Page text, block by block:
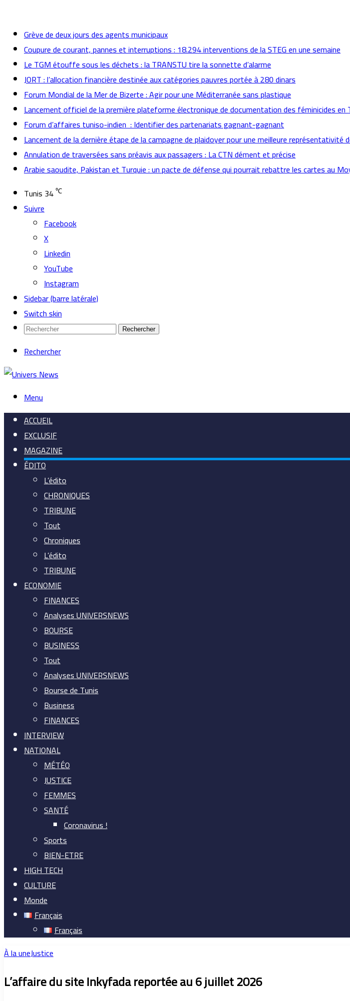
Grève de deux jours des agents municipaux
Coupure de courant, pannes et interruptions : 18.294 interventions de la STEG en une semaine
Le TGM étouffe sous les déchets : la TRANSTU tire la sonnette d’alarme
JORT : l’allocation financière destinée aux catégories pauvres portée à 280 dinars
Forum Mondial de la Mer de Bizerte : Agir pour une Méditerranée sans plastique
Lancement officiel de la première plateforme électronique de documentation des féminicides en
Forum d’affaires tuniso-indien : Identifier des partenariats gagnant-gagnant
Lancement de la dernière étape de la campagne de plaidoyer pour une meilleure
Annulation de traversées sans préavis aux passagers : La CTN dément et précise
Arabie saoudite, Pakistan et Turquie : un pacte de défense qui pourrait rebattre les cartes au
Tunis 34℃
Suivre
Facebook
X
Linkedin
YouTube
Instagram
Sidebar (barre latérale)
Switch skin
Rechercher
Rechercher
Menu
ACCUEIL
EXCLUSIF
MAGAZINE
ÉDITO
L’édito
CHRONIQUES
TRIBUNE
Tout
Chroniques
L’édito
TRIBUNE
ECONOMIE
FINANCES
Analyses UNIVERSNEWS
BOURSE
BUSINESS
Tout
Analyses UNIVERSNEWS
Bourse de Tunis
Business
FINANCES
INTERVIEW
NATIONAL
MÉTÉO
JUSTICE
FEMMES
SANTÉ
Coronavirus !
Sports
BIEN-ETRE
HIGH TECH
CULTURE
Monde
Français
Français
À la uneJustice
L’affaire du site Inkyfada reportée au 6 juillet 2026